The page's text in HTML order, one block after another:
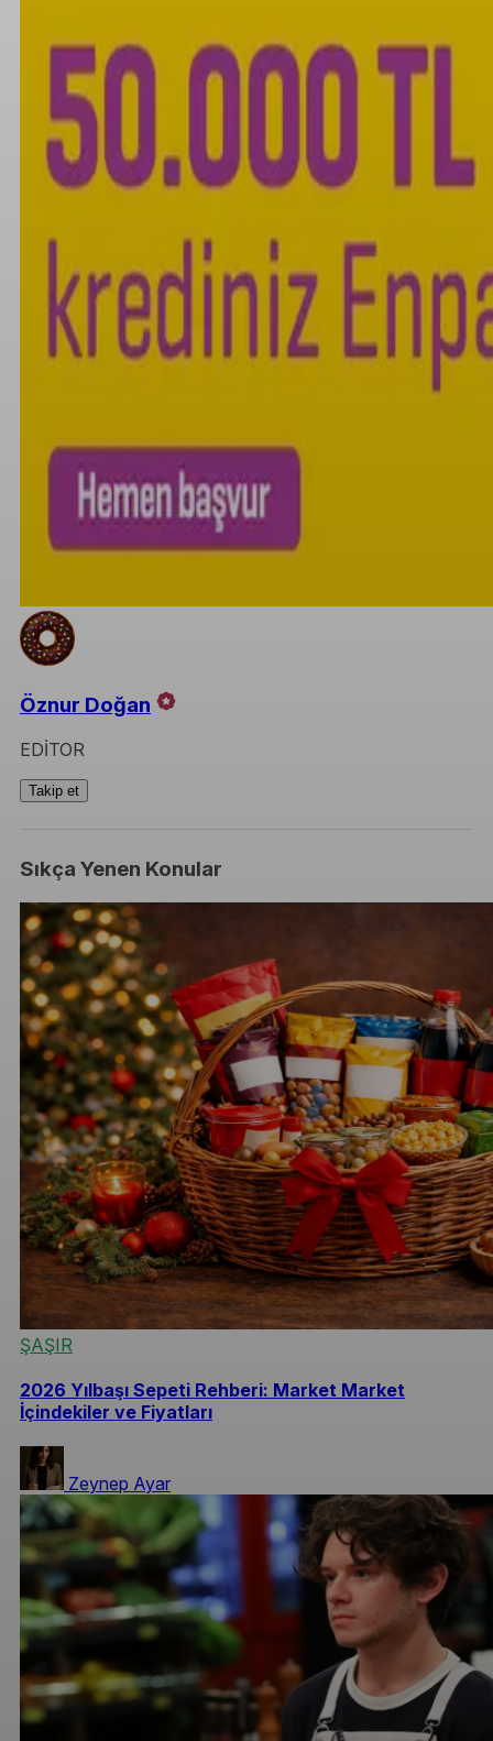
Öznur Doğan
EDİTOR
Takip et
Sıkça Yenen Konular
ŞAŞIR
2026 Yılbaşı Sepeti Rehberi: Market Market
İçindekiler ve Fiyatları
Zeynep Ayar